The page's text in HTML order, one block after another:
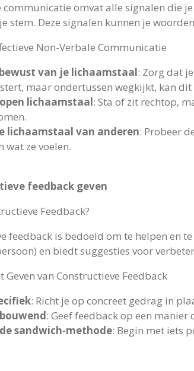
communicatie omvat alle signalen die
stem. Deze signalen kunnen je
Non-Verbale Communicatie
van je lichaamstaal: Zorg dat
maar ondertussen wegkijkt, kan
lichaamstaal: Sta of zit rechtop,
lichaamstaal van anderen: Probeer
wat ze voelen.
feedback geven
Feedback?
feedback is bedoeld om te helpen en
en biedt suggesties voor
Geven van Constructieve Feedback
: Richt je op concreet gedrag in
: Geef feedback op een
sandwich-methode: Begin met iets